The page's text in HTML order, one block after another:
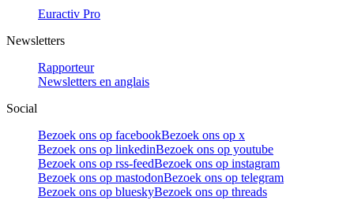
Euractiv Pro
Newsletters
Rapporteur
Newsletters en anglais
Social
Bezoek ons op facebookBezoek ons op x
Bezoek ons op linkedinBezoek ons op youtube
Bezoek ons op rss-feedBezoek ons op instagram
Bezoek ons op mastodonBezoek ons op telegram
Bezoek ons op blueskyBezoek ons op threads